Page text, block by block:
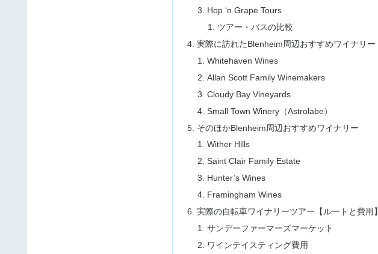
Hop ‘n Grape Tours
ツアー・バスの比較
実際に訪れたBlenheim周辺おすすめワイナリー
Whitehaven Wines
Allan Scott Family Winemakers
Cloudy Bay Vineyards
Small Town Winery（Astrolabe）
そのほかBlenheim周辺おすすめワイナリー
Wither Hills
Saint Clair Family Estate
Hunter’s Wines
Framingham Wines
実際の自転車ワイナリーツアー【ルートと費用】
サンデーファーマーズマーケット
ワインテイスティング費用